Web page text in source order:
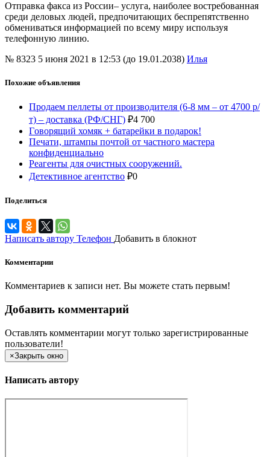
Отправка факса из России– услуга, наиболее востребованная
среди деловых людей, предпочитающих беспрепятственно
обмениваться информацией по всему миру используя
телефонную линию.
№ 8323 5 июня 2021 в 12:53 (до 19.01.2038) Илья
Похожие объявления
Продаем пеллеты от производителя (6-8 мм – от 4700 р/
т) – доставка (РФ/СНГ) ₽4 700
Гoвoрящий хомяк + батарейки в подарок!
Печати, штампы почтой от частного мастера
конфиденциально
Реагенты для очистных сооружений.
Детективное агентство ₽0
Поделиться
Написать автору Телефон Добавить в блокнот
Комментарии
Комментариев к записи нет. Вы можете стать первым!
Добавить комментарий
Оставлять комментарии могут только зарегистрированные
пользователи!
×Закрыть окно
Написать автору